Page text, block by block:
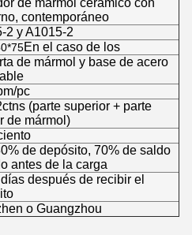
de mármol cerámico con
contemporáneo
2 y A1015-2
En el caso de los
de mármol y base de acero
pc
(parte superior + parte
de mármol)
de depósito, 70% de saldo
antes de la carga
después de recibir el
o Guangzhou